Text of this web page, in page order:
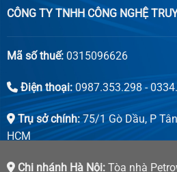
CÔNG TY TNHH CÔNG NGHỆ
Mã số thuế:0315096626
Điện thoại:0987.353.298 -
Trụ sở chính:75/1 Gò Dầu, P Tân
HCM
Chi nhánh Hà Nội:Tòa nhà